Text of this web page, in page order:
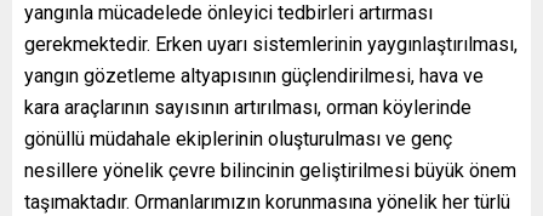
yangınla mücadelede önleyici tedbirleri artırması
gerekmektedir. Erken uyarı sistemlerinin yaygınlaştırılması,
yangın gözetleme altyapısının güçlendirilmesi, hava ve
kara araçlarının sayısının artırılması, orman köylerinde
gönüllü müdahale ekiplerinin oluşturulması ve genç
nesillere yönelik çevre bilincinin geliştirilmesi büyük önem
taşımaktadır. Ormanlarımızın korunmasına yönelik her türlü